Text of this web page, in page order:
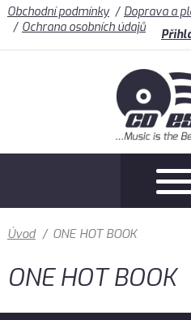
Obchodní podmínky Doprava a
Ochrana osobních údajů
Úvod / ONE HOT BOOK
ONE HOT BOOK